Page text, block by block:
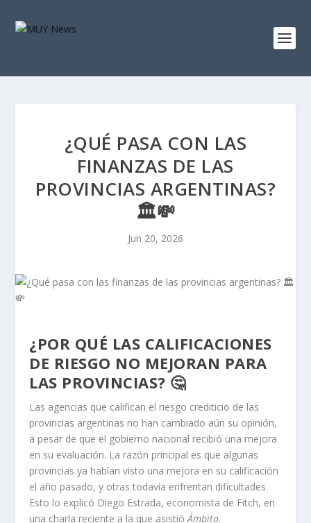
¿QUÉ PASA CON LAS
FINANZAS DE LAS
PROVINCIAS ARGENTINAS?
🏛️💸
Jun 20, 2026
¿POR QUÉ LAS CALIFICACIONES
DE RIESGO NO MEJORAN PARA
LAS PROVINCIAS? 🤔
Las agencias que califican el riesgo crediticio de las
provincias argentinas no han cambiado aún su opinión,
a pesar de que el gobierno nacional recibió una mejora
en su evaluación. La razón principal es que algunas
provincias ya habían visto una mejora en su calificación
el año pasado, y otras todavía enfrentan dificultades.
Esto lo explicó Diego Estrada, economista de Fitch, en
una charla reciente a la que asistióÁmbito.